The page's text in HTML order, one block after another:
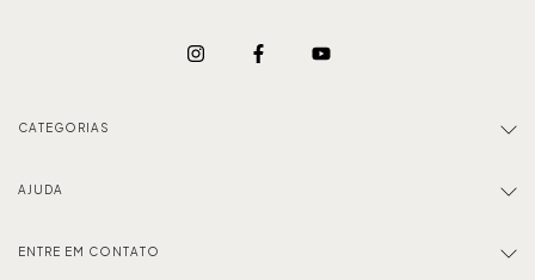
CATEGORIAS
AJUDA
ENTRE EM CONTATO